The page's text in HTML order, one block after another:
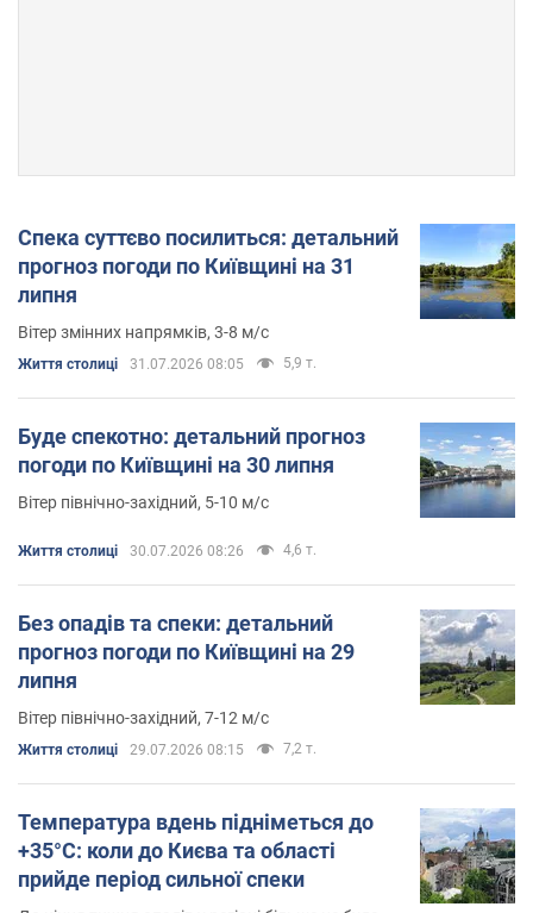
Спека суттєво посилиться: детальний
прогноз погоди по Київщині на 31
липня
Вітер змінних напрямків, 3-8 м/с
Життя столиці 31.07.2026 08:05 5,9 т.
Буде спекотно: детальний прогноз
погоди по Київщині на 30 липня
Вітер північно-західний, 5-10 м/с
Життя столиці 30.07.2026 08:26 4,6 т.
Без опадів та спеки: детальний
прогноз погоди по Київщині на 29
липня
Вітер північно-західний, 7-12 м/с
Життя столиці 29.07.2026 08:15 7,2 т.
Температура вдень підніметься до
+35°С: коли до Києва та області
прийде період сильної спеки